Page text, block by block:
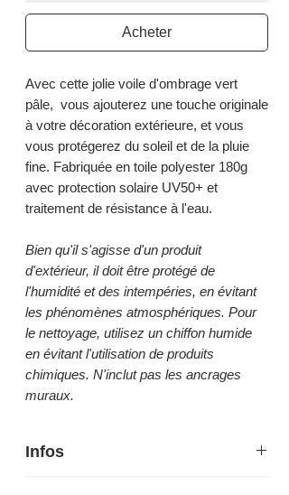
Acheter
Avec cette jolie voile d'ombrage vert
pâle, vous ajouterez une touche originale
à votre décoration extérieure, et vous
vous protégerez du soleil et de la pluie
fine. Fabriquée en toile polyester 180g
avec protection solaire UV50+ et
traitement de résistance à l'eau.
Bien qu'il s'agisse d'un produit
d'extérieur, il doit être protégé de
l'humidité et des intempéries, en évitant
les phénomènes atmosphériques. Pour
le nettoyage, utilisez un chiffon humide
en évitant l'utilisation de produits
chimiques. N'inclut pas les ancrages
muraux.
Infos